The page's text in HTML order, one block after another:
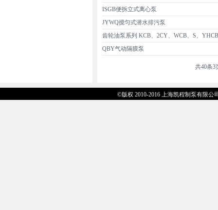
ISGB便拆立式离心泵
JYWQ搅匀式潜水排污泵
齿轮油泵系列 KCB、2CY、WCB、S、YHCB
QBY气动隔膜泵
共40条
©版权 2010-2016 上海凯程制泵有限公